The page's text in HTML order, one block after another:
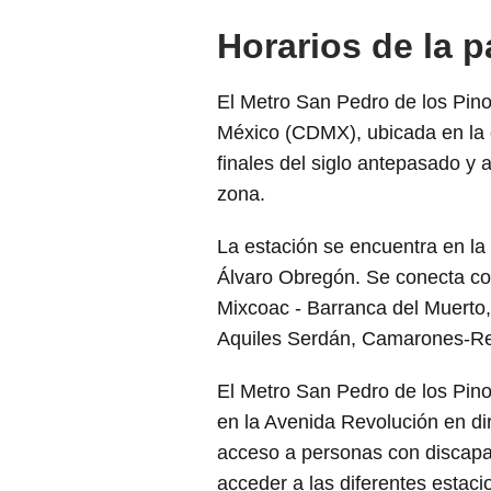
Horarios de la
El Metro San Pedro de los
México (CDMX), ubicada en
finales del siglo antepasado y
zona.
La estación se encuentra en
Álvaro Obregón. Se conecta
Mixcoac - Barranca del
Aquiles Serdán, Camarones-
El Metro San Pedro de los
en la Avenida Revolución en
acceso a personas con
acceder a las diferentes